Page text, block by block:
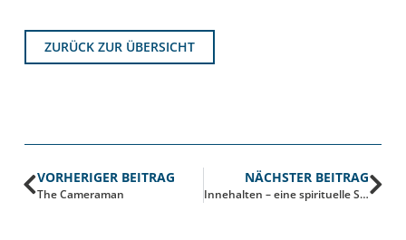
ZURÜCK ZUR ÜBERSICHT
VORHERIGER BEITRAG
The Cameraman
NÄCHSTER BEITRAG
Innehalten – eine spirituelle Stadtführung